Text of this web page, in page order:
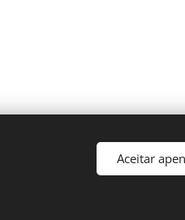
Aceitar